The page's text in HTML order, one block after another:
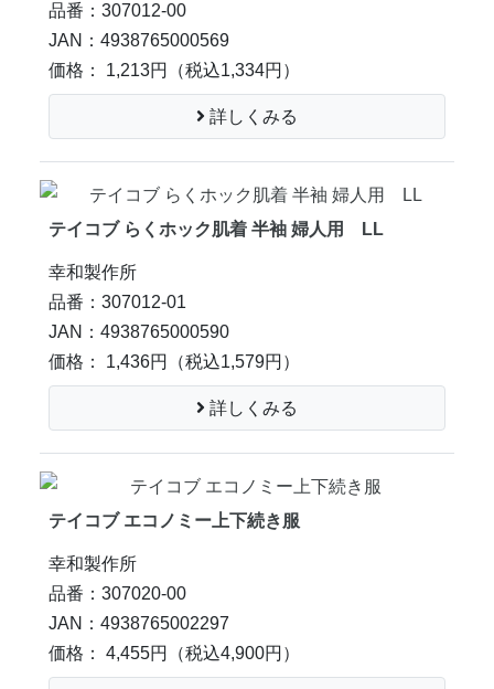
品番：307012-00
JAN：4938765000569
価格： 1,213円
（税込1,334円）
詳しくみる
テイコブ らくホック肌着 半袖 婦人用 LL
幸和製作所
品番：307012-01
JAN：4938765000590
価格： 1,436円
（税込1,579円）
詳しくみる
テイコブ エコノミー上下続き服
幸和製作所
品番：307020-00
JAN：4938765002297
価格： 4,455円
（税込4,900円）